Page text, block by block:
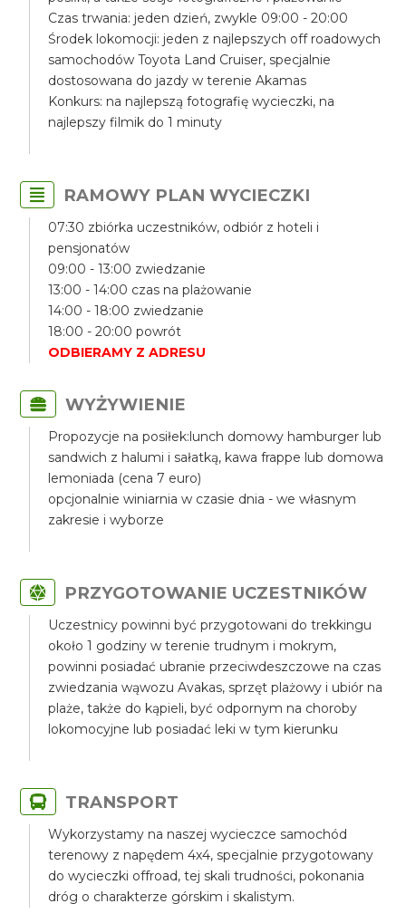
Czas trwania: jeden dzień, zwykle 09:00 - 20:00
Środek lokomocji: jeden z najlepszych off roadowych
samochodów Toyota Land Cruiser, specjalnie
dostosowana do jazdy w terenie Akamas
Konkurs: na najlepszą fotografię wycieczki, na
najlepszy filmik do 1 minuty
RAMOWY PLAN WYCIECZKI
07:30 zbiórka uczestników, odbiór z hoteli i
pensjonatów
09:00 - 13:00 zwiedzanie
13:00 - 14:00 czas na plażowanie
14:00 - 18:00 zwiedzanie
18:00 - 20:00 powrót
ODBIERAMY Z ADRESU
WYŻYWIENIE
Propozycje na posiłek:lunch domowy hamburger lub
sandwich z halumi i sałatką, kawa frappe lub domowa
lemoniada (cena 7 euro)
opcjonalnie winiarnia w czasie dnia - we własnym
zakresie i wyborze
PRZYGOTOWANIE UCZESTNIKÓW
Uczestnicy powinni być przygotowani do trekkingu
około 1 godziny w terenie trudnym i mokrym,
powinni posiadać ubranie przeciwdeszczowe na czas
zwiedzania wąwozu Avakas, sprzęt plażowy i ubiór na
plaże, także do kąpieli, być odpornym na choroby
lokomocyjne lub posiadać leki w tym kierunku
TRANSPORT
Wykorzystamy na naszej wycieczce samochód
terenowy z napędem 4x4, specjalnie przygotowany
do wycieczki offroad, tej skali trudności, pokonania
dróg o charakterze górskim i skalistym.